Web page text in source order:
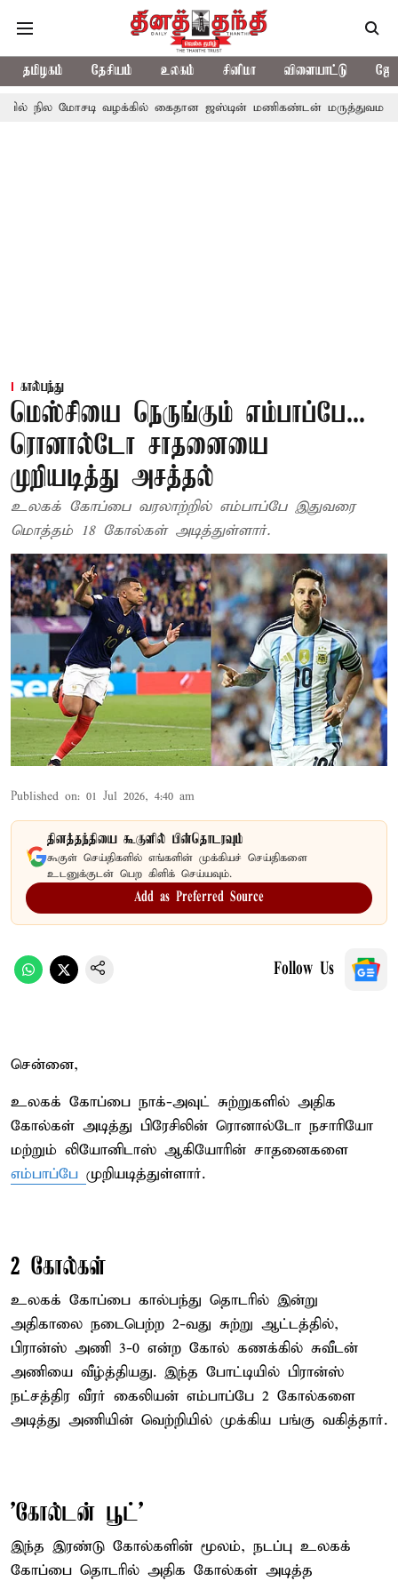
தமிழகம் தேசியம் உலகம் சினிமா விளையாட்டு
வழக்கில் கைதான ஜஸ்டின் மணிகண்டன் மருத்துவமனையில்
கால்பந்து
மெஸ்சியை நெருங்கும் எம்பாப்பே...
ரொனால்டோ சாதனையை
முறியடித்து அசத்தல்
உலகக் கோப்பை வரலாற்றில் எம்பாப்பே இதுவரை
மொத்தம் 18 கோல்கள் அடித்துள்ளார்.
Published on: 01 Jul 2026, 4:40 am
தினத்தந்தியை கூகுளில் பின்தொடரவும்
கூகுள் செய்திகளில் எங்களின் முக்கியச் செய்திகளை
உடனுக்குடன் பெற கிளிக் செய்யவும்.
Add as Preferred Source
Follow Us
சென்னை,
உலகக் கோப்பை நாக்-அவுட் சுற்றுகளில் அதிக
கோல்கள் அடித்து பிரேசிலின் ரொனால்டோ நசாரியோ
மற்றும் லியோனிடாஸ் ஆகியோரின் சாதனைகளை
எம்பாப்பே முறியடித்துள்ளார்.
2 கோல்கள்
உலகக் கோப்பை கால்பந்து தொடரில் இன்று
அதிகாலை நடைபெற்ற 2-வது சுற்று ஆட்டத்தில்,
பிரான்ஸ் அணி 3-0 என்ற கோல் கணக்கில் சுவீடன்
அணியை வீழ்த்தியது. இந்த போட்டியில் பிரான்ஸ்
நட்சத்திர வீரர் கைலியன் எம்பாப்பே 2 கோல்களை
அடித்து அணியின் வெற்றியில் முக்கிய பங்கு வகித்தார்.
'கோல்டன் பூட்'
இந்த இரண்டு கோல்களின் மூலம், நடப்பு உலகக்
கோப்பை தொடரில் அதிக கோல்கள் அடித்த